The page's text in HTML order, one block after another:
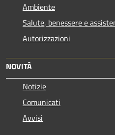
Ambiente
Salute, benessere e
Autorizzazioni
NOVITÀ
Notizie
Comunicati
Avvisi